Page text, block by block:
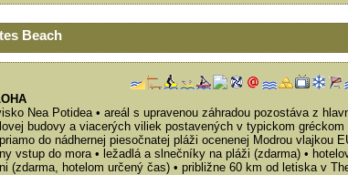
Beach
Nea Potidea • areál s upravenou záhradou pozostáva z
budovy a viacerých viliek postavených v typickom
do nádhernej piesočnatej pláži ocenenej Modrou vlajkou
vstup do mora • ležadlá a slnečníky na pláži (zdarma) •
(zdarma, hotelom určený čas) • približne 60 km od letiska v